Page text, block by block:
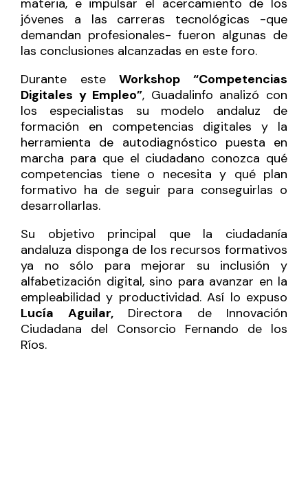
materia, e impulsar el acercamiento de los
jóvenes a las carreras tecnológicas -que
demandan profesionales- fueron algunas de
las conclusiones alcanzadas en este foro.
Durante esteWorkshop “Competencias
Digitales y Empleo”, Guadalinfo analizó con
los especialistas su modelo andaluz de
formación en competencias digitales y la
herramienta de autodiagnóstico puesta en
marcha para que el ciudadano conozca qué
competencias tiene o necesita y qué plan
formativo ha de seguir para conseguirlas o
desarrollarlas.
Su objetivo principal que la ciudadanía
andaluza disponga de los recursos formativos
ya no sólo para mejorar su inclusión y
alfabetización digital, sino para avanzar en la
empleabilidad y productividad. Así lo expuso
Lucía Aguilar,Directora de Innovación
Ciudadana del Consorcio Fernando de los
Ríos.